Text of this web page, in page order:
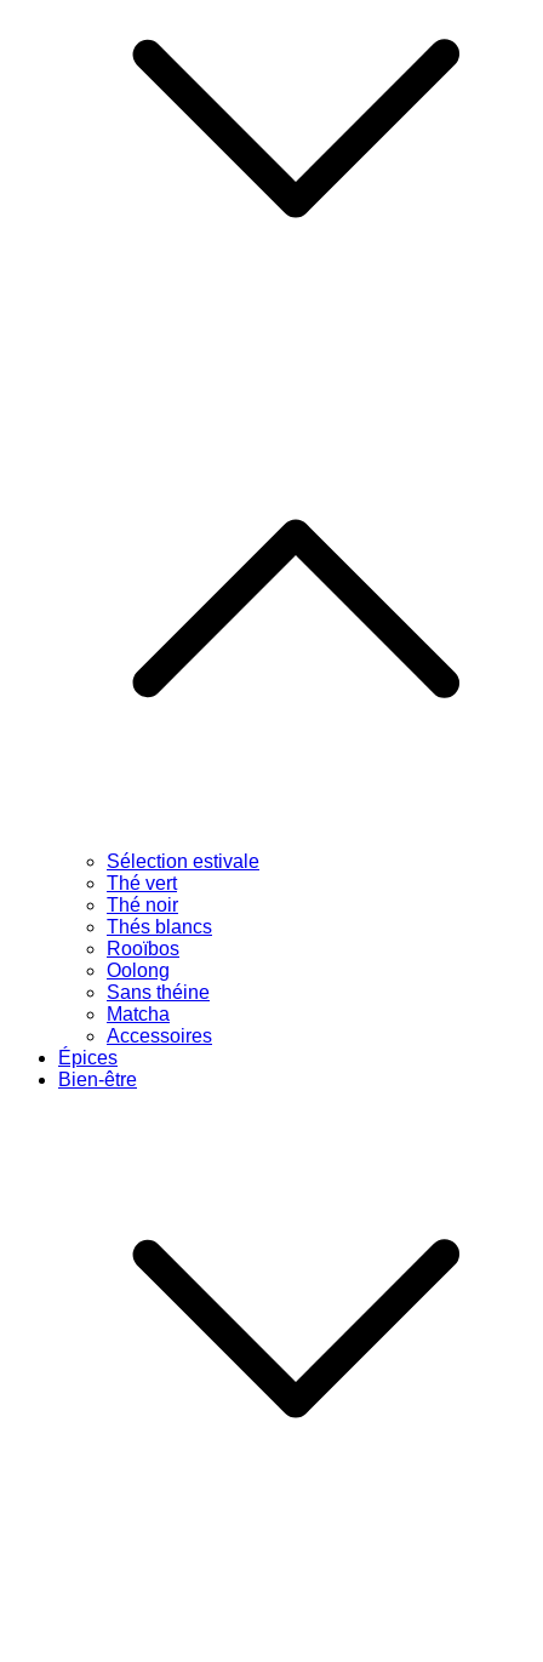
Sélection estivale
Thé vert
Thé noir
Thés blancs
Rooïbos
Oolong
Sans théine
Matcha
Accessoires
Épices
Bien-être